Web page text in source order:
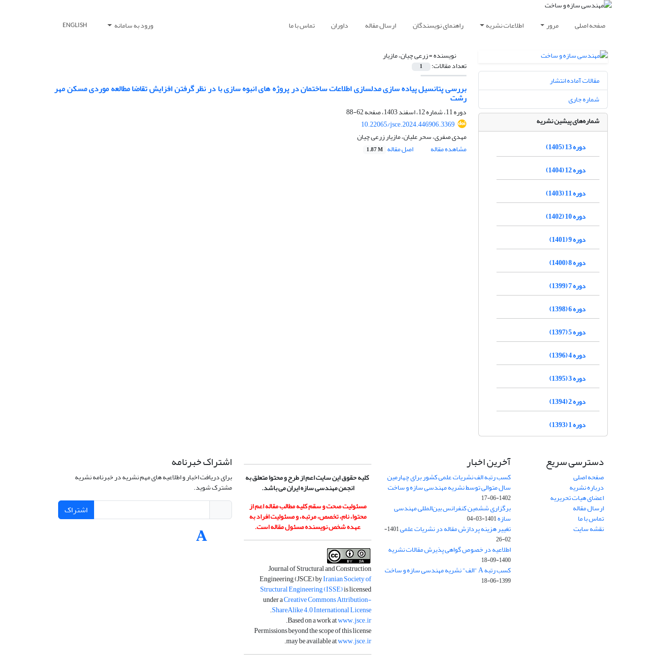
صفحه اصلی مرور اطلاعات نشریه راهنمای نویسندگان ارسال مقاله داوران تماس با ما ورود به سامانه ENGLISH
نویسنده =زرعی چیان، مازیار
تعداد مقالات: 1
بررسی پتانسیل پیاده سازی مدلسازی اطلاعات ساختمان در پروژه های انبوه سازی با در نظر گرفتن افزایش تقاضا مطالعه موردی مسکن مهر
رشت
دوره 11، شماره 12، اسفند 1403، صفحه
62-88
10.22065/jsce.2024.446906.3369
مهدی صفری، سحر علیان، مازیار زرعی چیان
مشاهده مقاله
اصل مقاله 1.87 M
مقالات آماده انتشار
شماره جاری
شماره‌های پیشین نشریه
دوره 13 (1405)
دوره 12 (1404)
دوره 11 (1403)
دوره 10 (1402)
دوره 9 (1401)
دوره 8 (1400)
دوره 7 (1399)
دوره 6 (1398)
دوره 5 (1397)
دوره 4 (1396)
دوره 3 (1395)
دوره 2 (1394)
دوره 1 (1393)
دسترسی سریع
صفحه اصلی
درباره نشریه
اعضای هیات تحریریه
ارسال مقاله
تماس با ما
نقشه سایت
آخرین اخبار
کسب رتبه الف نشریات علمی کشور برای چهارمین
سال متوالی توسط نشریه مهندسی سازه و ساخت
1402-06-17
برگزاری ششمین کنفرانس بین‌المللی مهندسی
سازه1401-03-04
تغییر هزینه پردازش مقاله در نشریات علمی
1401-
02-26
اطلاعیه در خصوص گواهی پذیرش مقالات نشریه
1400-09-18
کسب رتبه A "الف" نشریه مهندسی سازه و ساخت
1399-06-18
کلیه حقوق این سایت اعم از طرح و محتوا متعلق به
انجمن مهندسی سازه ایران می باشد.
مسئولیت صحت و سقم کلیه مطالب مقاله اعم از
محتوا، نام، تخصص، مرتبه، و مسئولیت افراد به
عهده شخص نویسنده مسئول مقاله است.
Journal of Structural and Construction
Engineering (JSCE) byIranian Society of
Structural Engineering (ISSE)is licensed
under aCreative Commons Attribution-
ShareAlike 4.0 International License
.
Based on a work atwww.jsce.ir
.
Permissions beyond the scope of this license
may be available atwww.jsce.ir
.
اشتراک خبرنامه
برای دریافت اخبار و اطلاعیه های مهم نشریه در خبرنامه نشریه
مشترک شوید.
اشتراک